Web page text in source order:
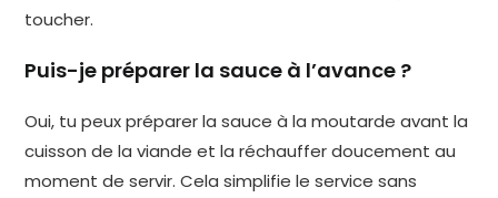
toucher.
Puis-je préparer la sauce à l’avance ?
Oui, tu peux préparer la sauce à la moutarde avant la
cuisson de la viande et la réchauffer doucement au
moment de servir. Cela simplifie le service sans